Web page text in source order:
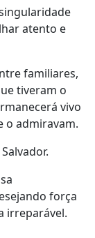
atento e
familiares,
tiveram o
vivo
o admiravam.
força
irreparável.